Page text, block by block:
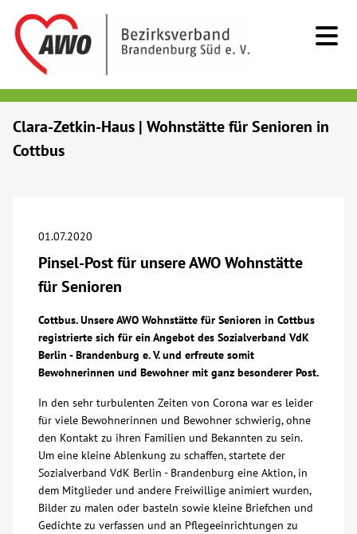
Senioren
Begegnung
Bildung
Veranstaltungen
Spenden
Mitmachen
Clara-Zetkin-Haus | Wohnstätte für Senioren in
Cottbus
01.07.2020
Pinsel-Post für unsere AWO Wohnstätte
für Senioren
Cottbus. Unsere AWO Wohnstätte für Senioren in Cottbus
registrierte sich für ein Angebot des Sozialverband VdK
Berlin - Brandenburg e. V. und erfreute somit
Bewohnerinnen und Bewohner mit ganz besonderer Post.
In den sehr turbulenten Zeiten von Corona war es leider
für viele Bewohnerinnen und Bewohner schwierig, ohne
den Kontakt zu ihren Familien und Bekannten zu sein.
Um eine kleine Ablenkung zu schaffen, startete der
Sozialverband VdK Berlin - Brandenburg eine Aktion, in
dem Mitglieder und andere Freiwillige animiert wurden,
Bilder zu malen oder basteln sowie kleine Briefchen und
Gedichte zu verfassen und an Pflegeeinrichtungen zu